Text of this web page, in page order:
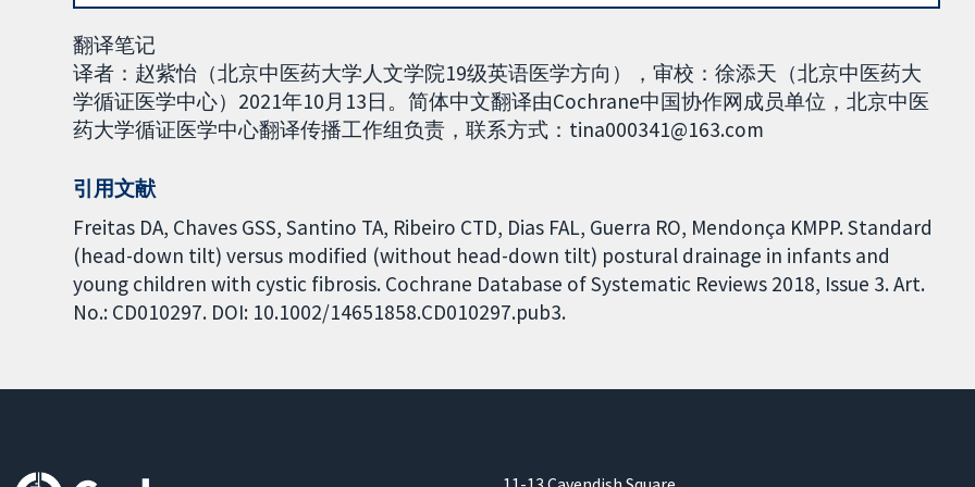
翻译笔记
译者：赵紫怡（北京中医药大学人文学院19级英语医学方向），审校：徐添天（北京中医药大
学循证医学中心）2021年10月13日。简体中文翻译由Cochrane中国协作网成员单位，北京中医
药大学循证医学中心翻译传播工作组负责，联系方式：tina000341@163.com
引用文献
Freitas DA, Chaves GSS, Santino TA, Ribeiro CTD, Dias FAL, Guerra RO, Mendonça KMPP. Standard
(head-down tilt) versus modified (without head-down tilt) postural drainage in infants and
young children with cystic fibrosis. Cochrane Database of Systematic Reviews 2018, Issue 3. Art.
No.: CD010297. DOI: 10.1002/14651858.CD010297.pub3.